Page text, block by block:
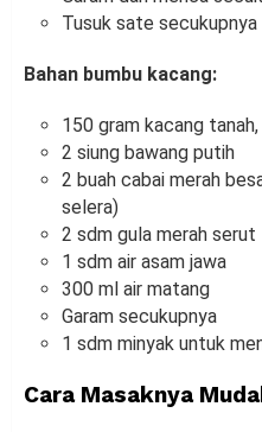
Tusuk sate secukupnya
Bahan bumbu kacang:
150 gram kacang
2 siung bawang putih
2 buah cabai merah
selera)
2 sdm gula merah serut
1 sdm air asam jawa
300 ml air matang
Garam secukupnya
1 sdm minyak untuk
Cara Masaknya